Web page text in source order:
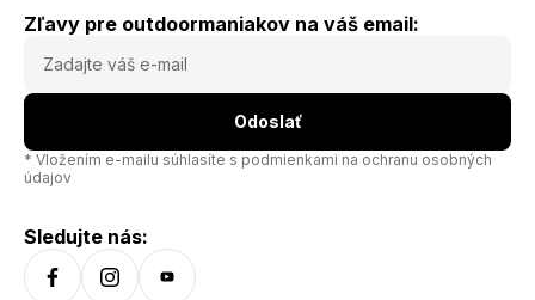
Zľavy pre outdoormaniakov na váš email:
Odoslať
* Vložením e-mailu súhlasíte s podmienkami na ochranu osobných
údajov
Sledujte nás: